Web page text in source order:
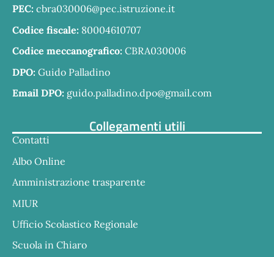
PEC: cbra030006@pec.istruzione.it
Codice fiscale: 80004610707
Codice meccanografico: CBRA030006
DPO: Guido Palladino
Email DPO: guido.palladino.dpo@gmail.com
Collegamenti utili
Contatti
Albo Online
Amministrazione trasparente
MIUR
Ufficio Scolastico Regionale
Scuola in Chiaro